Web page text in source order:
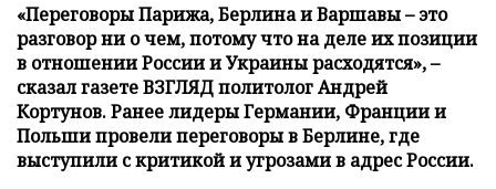
«Переговоры Парижа, Берлина и Варшавы – это
разговор ни о чем, потому что на деле их позиции
в отношении России и Украины расходятся», –
сказал газете ВЗГЛЯД политолог Андрей
Кортунов. Ранее лидеры Германии, Франции и
Польши провели переговоры в Берлине, где
выступили с критикой и угрозами в адрес России.